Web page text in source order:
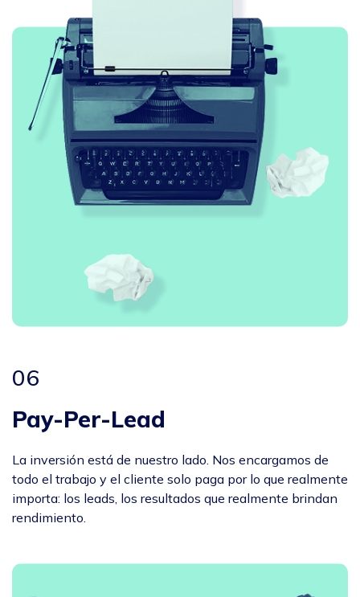
06
Pay-Per-Lead
La inversión está de nuestro lado. Nos encargamos de
todo el trabajo y el cliente solo paga por lo que realmente
importa: los leads, los resultados que realmente brindan
rendimiento.